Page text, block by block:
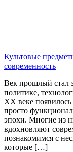
Культовые
современность
Век прошлый стал
политике,
XX веке
просто
эпохи. Многие из
вдохновляют
познакомимся с
которые […]